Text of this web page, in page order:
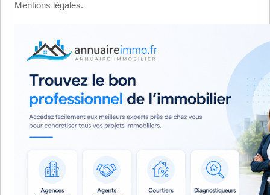
Mentions légales.